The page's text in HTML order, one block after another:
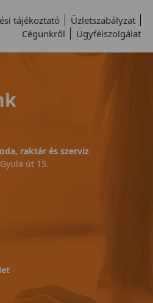
tájékoztató
Üzletszabályzat
Cégünkről
Ügyfélszolgálat
raktár és szerviz
út 15.